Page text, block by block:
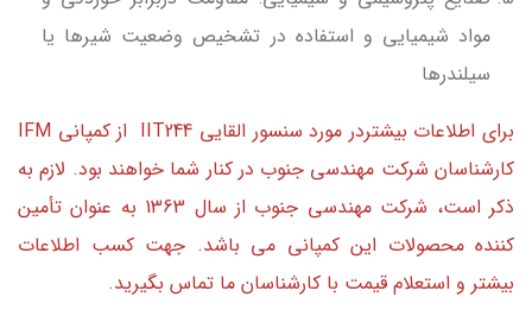
مواد شیمیایی و استفاده در تشخیص وضعیت شیرها یا
سیلندرها
برای اطلاعات بیشتردر مورد سنسور القایی IIT244 از کمپانی IFM
کارشناسان شرکت مهندسی جنوب در کنار شما خواهند بود. لازم به
ذکر است، شرکت مهندسی جنوب از سال 1363 به عنوان تأمین
کننده محصولات این کمپانی می باشد. جهت کسب اطلاعات
بیشتر و استعلام قیمت با کارشناسان ما تماس بگیرید.